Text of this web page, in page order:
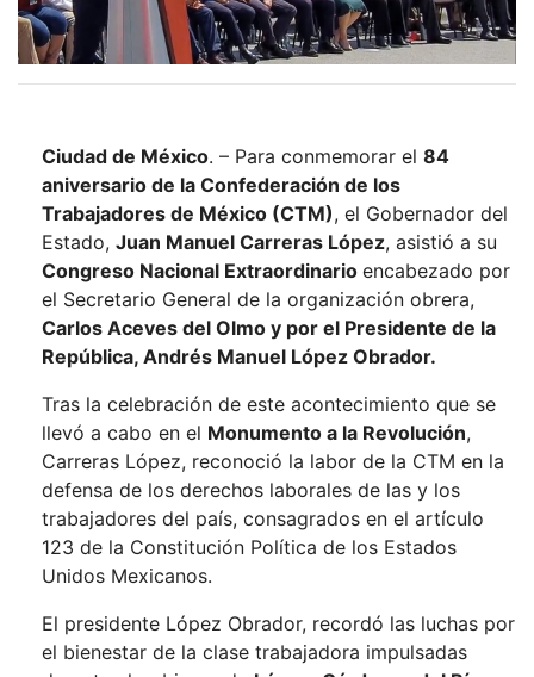
Ciudad de México. – Para conmemorar el 84
aniversario de la Confederación de los
Trabajadores de México (CTM), el Gobernador del
Estado, Juan Manuel Carreras López, asistió a su
Congreso Nacional Extraordinario encabezado por
el Secretario General de la organización obrera,
Carlos Aceves del Olmo y por el Presidente de la
República, Andrés Manuel López Obrador.
Tras la celebración de este acontecimiento que se
llevó a cabo en el Monumento a la Revolución,
Carreras López, reconoció la labor de la CTM en la
defensa de los derechos laborales de las y los
trabajadores del país, consagrados en el artículo
123 de la Constitución Política de los Estados
Unidos Mexicanos.
El presidente López Obrador, recordó las luchas por
el bienestar de la clase trabajadora impulsadas